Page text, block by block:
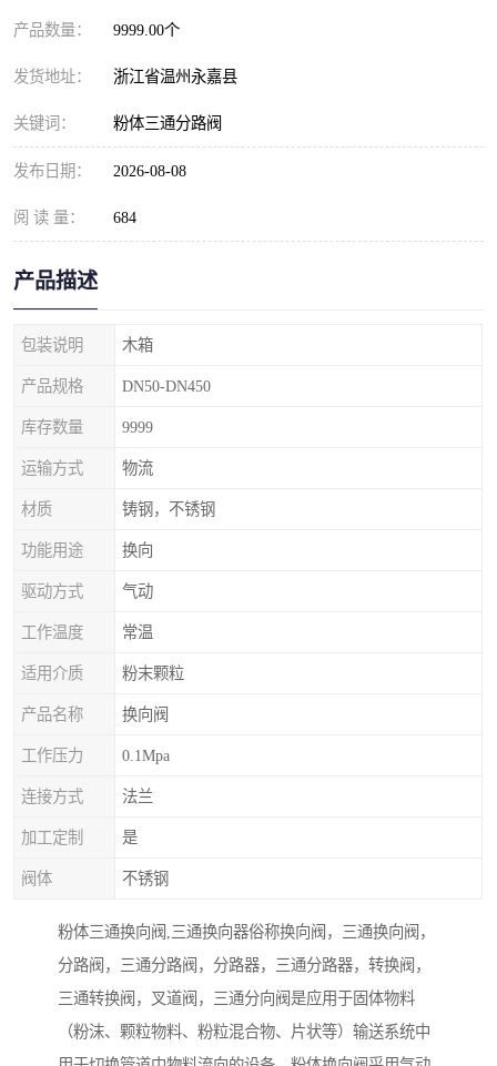
产品数量： 9999.00个
发货地址： 浙江省温州永嘉县
关键词： 粉体三通分路阀
发布日期： 2026-08-08
阅 读 量： 684
产品描述
包装说明 木箱
产品规格 DN50-DN450
库存数量 9999
运输方式 物流
材质 铸钢，不锈钢
功能用途 换向
驱动方式 气动
工作温度 常温
适用介质 粉末颗粒
产品名称 换向阀
工作压力 0.1Mpa
连接方式 法兰
加工定制 是
阀体 不锈钢
粉体三通换向阀,三通换向器俗称换向阀，三通换向阀，
分路阀，三通分路阀，分路器，三通分路器，转换阀，
三通转换阀，叉道阀，三通分向阀是应用于固体物料
（粉沫、颗粒物料、粉粒混合物、片状等）输送系统中